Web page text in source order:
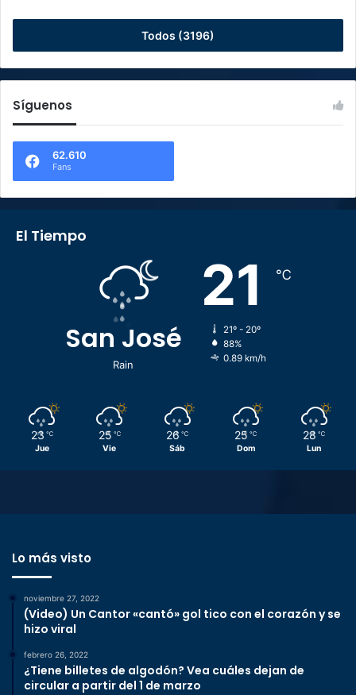
Todos (3196)
Síguenos
62.610
Fans
El Tiempo
San José
Rain
21 ℃
21º - 20º
88%
0.89 km/h
23 ℃
Jue
25 ℃
Vie
26 ℃
Sáb
25 ℃
Dom
28 ℃
Lun
Lo más visto
noviembre 27, 2022
(Video) Un Cantor «cantó» gol tico con el corazón y se
hizo viral
febrero 26, 2022
¿Tiene billetes de algodón? Vea cuáles dejan de
circular a partir del 1 de marzo